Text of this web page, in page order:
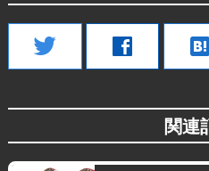
twitter facebook hatenabookmark
関連